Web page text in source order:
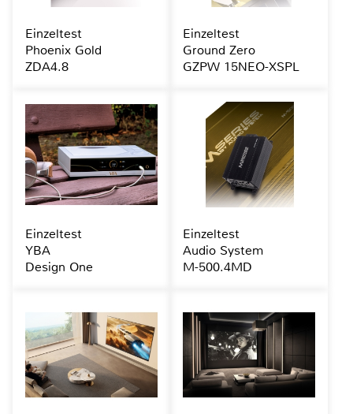
Einzeltest
Phoenix Gold
ZDA4.8
Einzeltest
Ground Zero
GZPW 15NEO-XSPL
Einzeltest
YBA
Design One
Einzeltest
Audio System
M-500.4MD